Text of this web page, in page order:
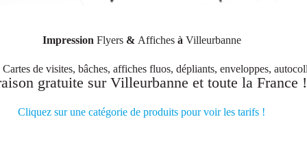
Impression Flyers& Affichesà Villeurbanne
Cartes de visites, bâches, affiches fluos, dépliants, enveloppes,
gratuite sur Villeurbanne et toute la France !
Cliquez sur une catégorie de produits pour voir les tarifs !